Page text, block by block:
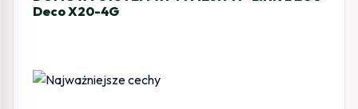
Deco X20-4G